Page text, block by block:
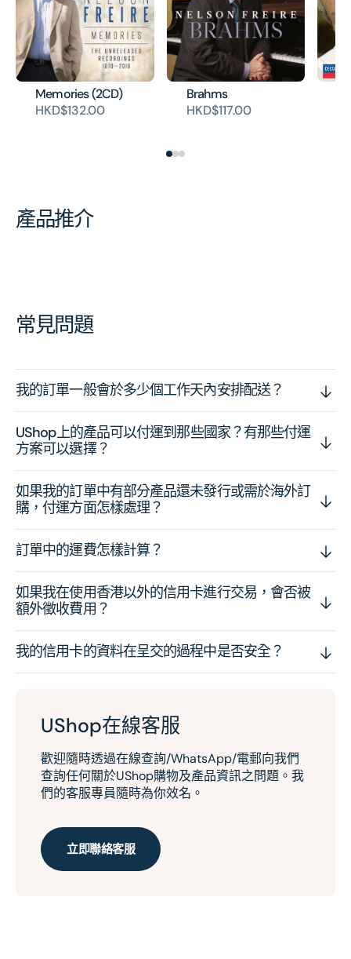
Memories (2CD)
HKD$132.00
Brahms
HKD$117.00
產品推介
常見問題
我的訂單一般會於多少個工作天內安排配送？
UShop上的產品可以付運到那些國家？有那些付運
方案可以選擇？
如果我的訂單中有部分產品還未發行或需於海外訂
購，付運方面怎樣處理？
訂單中的運費怎樣計算？
如果我在使用香港以外的信用卡進行交易，會否被
額外徵收費用？
我的信用卡的資料在呈交的過程中是否安全？
UShop在線客服
歡迎隨時透過在線查詢/WhatsApp/電郵向我們
查詢任何關於UShop購物及產品資訊之問題。我
們的客服專員隨時為你效名。
立即聯絡客服